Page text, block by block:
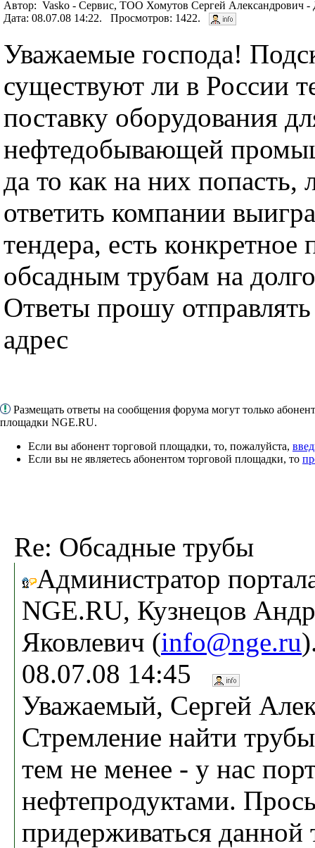
Автор: Vasko - Сервис, ТОО Хомутов Сергей Александрович -
Дата: 08.07.08 14:22. Просмотров: 1422.
Уважаемые господа!
существуют ли в России
поставку оборудования
нефтедобывающей
да то как на них попасть,
ответить компании
тендера, есть
обсадным трубам на
Ответы прошу
адрес
Размещать ответы на сообщения форума могут только
площадки NGE.RU.
Если вы абонент торговой площадки, то, пожалуйста,
Если вы не являетесь абонентом торговой площадки, то
Re: Обсадные трубы
Администратор
NGE.RU, Кузнецов
Яковлевич (info@nge.ru
08.07.08 14:45
Уважаемый, Сергей
Стремление найти
тем не менее - у нас
нефтепродуктами.
придерживаться данной